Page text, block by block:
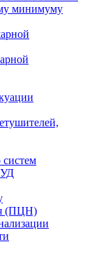
минимуму
(ПЦН)